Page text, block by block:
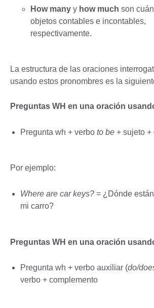
How many y how much son
objetos contables e incontables,
respectivamente.
La estructura de las oraciones
usando estos pronombres es la
Preguntas WH en una oración
Pregunta wh + verbo to be + sujeto +
Por ejemplo:
Where are car keys? = ¿Dónde
mi carro?
Preguntas WH en una oración
Pregunta wh + verbo auxiliar (do/
verbo + complemento